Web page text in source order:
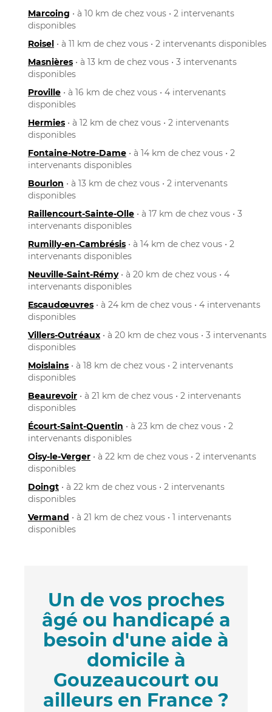
Marcoing • à 10 km de chez vous • 2 intervenants
disponibles
Roisel • à 11 km de chez vous • 2 intervenants disponibles
Masnières • à 13 km de chez vous • 3 intervenants
disponibles
Proville • à 16 km de chez vous • 4 intervenants
disponibles
Hermies • à 12 km de chez vous • 2 intervenants
disponibles
Fontaine-Notre-Dame • à 14 km de chez vous • 2
intervenants disponibles
Bourlon • à 13 km de chez vous • 2 intervenants
disponibles
Raillencourt-Sainte-Olle • à 17 km de chez vous • 3
intervenants disponibles
Rumilly-en-Cambrésis • à 14 km de chez vous • 2
intervenants disponibles
Neuville-Saint-Rémy• à 20 km de chez vous • 4
intervenants disponibles
Escaudœuvres • à 24 km de chez vous • 4 intervenants
disponibles
Villers-Outréaux • à 20 km de chez vous • 3 intervenants
disponibles
Moislains • à 18 km de chez vous • 2 intervenants
disponibles
Beaurevoir • à 21 km de chez vous • 2 intervenants
disponibles
Écourt-Saint-Quentin • à 23 km de chez vous • 2
intervenants disponibles
Oisy-le-Verger • à 22 km de chez vous • 2 intervenants
disponibles
Doingt • à 22 km de chez vous • 2 intervenants
disponibles
Vermand • à 21 km de chez vous • 1 intervenants
disponibles
Un de vos proches
âgé ou handicapé a
besoin d'une aide à
domicile à
Gouzeaucourt ou
ailleurs en France ?